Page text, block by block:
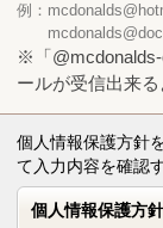
例：
※「
ールが受信出来る
個人情報保護方針
て入力内容を確認
個人情報保護方